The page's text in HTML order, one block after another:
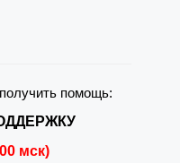
помощь:
мск)